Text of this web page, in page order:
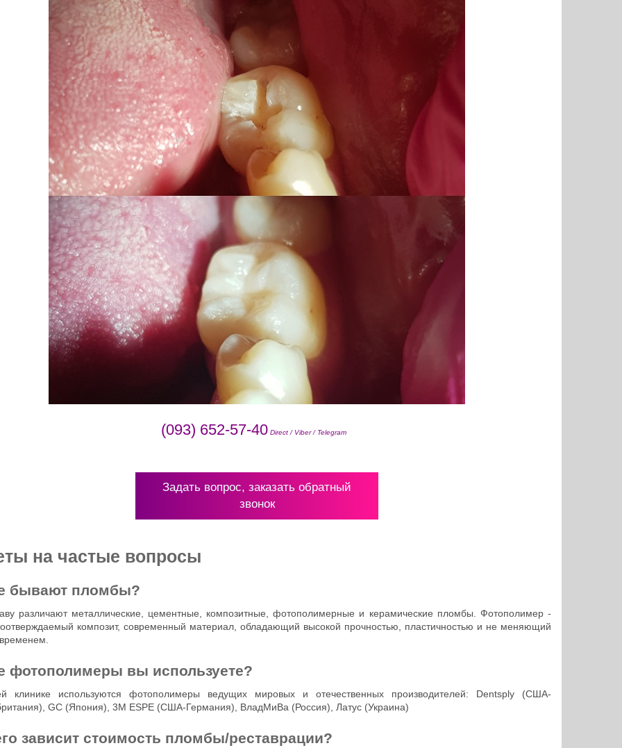
(093) 652-57-40Direct / Viber / Telegram
Задать вопрос, заказать обратный
звонок
на частые вопросы
бывают пломбы?
различают металлические, цементные, композитные, фотополимерные и керамические пломбы. Фотополимер -
композит, современный материал, обладающий высокой прочностью, пластичностью и не меняющий
фотополимеры вы используете?
клинике используются фотополимеры ведущих мировых и отечественных производителей: Dentsply (США-
GC (Япония), 3M ESPE (США-Германия), ВладМиВа (Россия), Латус (Украина)
зависит стоимость пломбы/реставрации?